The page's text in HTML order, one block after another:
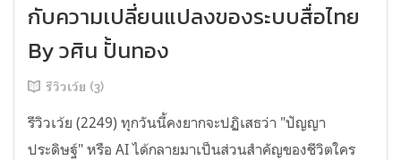
กับความเปลี่ยนแปลงของระบบสื่อไทย
By วศิน ปั้นทอง
รีวิวเว้ย (3)
รีวิวเว้ย (2249) ทุกวันนี้คงยากจะปฏิเสธว่า "ปัญญา
ประดิษฐ์" หรือ AI ได้กลายมาเป็นส่วนสำคัญของชีวิตใคร